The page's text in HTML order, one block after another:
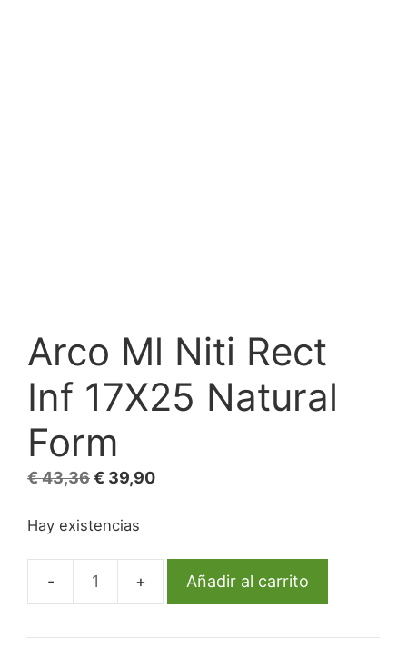
Arco Ml Niti Rect
Inf 17X25 Natural
Form
€43,36El
original
€ 43,36.
€ 39,90El
€ 39,90.
Hay existencias
Arco
Niti
Añadir al carrito